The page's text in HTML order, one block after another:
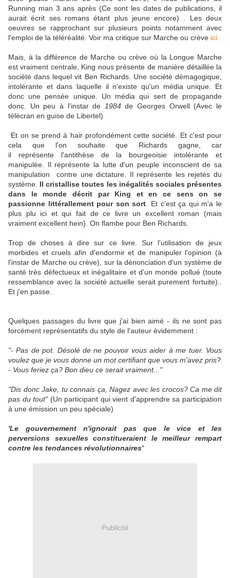
Running man 3 ans après (Ce sont les dates de publications, il
aurait écrit ses romans étant plus jeune encore) . Les deux
oeuvres se rapprochant sur plusieurs points notamment avec
l'emploi de la téléréalité. Voir ma critique sur Marche ou crève ici.
Mais, à la différence de Marche ou crève où la Longue Marche
est vraiment centrale, King nous présente de manière détaillée la
société dans lequel vit Ben Richards. Une société démagogique,
intolérante et dans laquelle il n'existe qu'un média unique. Et
donc une pensée unique. Un média qui sert de propagande
donc. Un peu à l'instar de
1984de Georges Orwell (Avec le
télécran en guise de Libertel)
Et on se prend à hair profondément cette société. Et c'est pour
cela que l'on souhaite que Richards gagne, car
il représente l'antithèse de la bourgeoisie intolérante et
manipulée. Il représente la lutte d'un peuple inconscient de sa
manipulation contre une dictature. Il représente les rejetés du
système. Il cristallise toutes les inégalités sociales présentes
dans le monde décrit par King et en ce sens on se
passionne littérallement pour son sort . Et c'est ça qui m'a le
plus plu ici et qui fait de ce livre un excellent roman (mais
vraiment excellent hein). On flambe pour Ben Richards.
Trop de choses à dire sur ce livre. Sur l'utilisation de jeux
morbides et cruels afin d'endormir et de manipuler l'opinion (à
l'instar de Marche ou crève), sur la dénonciation d'un système de
santé très défectueux et inégalitaire et d'un monde pollué (toute
ressemblance avec la société actuelle serait purement fortuite)..
Et j'en passe.
Quelques passages du livre que j'ai bien aimé - ils ne sont pas
forcément représentatifs du style de l'auteur évidemment :
"- Pas de pot. Désolé de ne pouvoir vous aider à me tuer. Vous
voulez que je vous donne un mot certifiant que vous m'avez pris?
- Vous feriez ça? Bon dieu ce serait vraiment..."
"Dis donc Jake, tu connais ça, Nagez avec les crocos? Ca me dit
pas du tout"(Un participant qui vient d'apprendre sa participation
à une émission un peu spéciale)
'Le gouvernement n'ignorait pas que le vice et les
perversions sexuelles constitueraient le meilleur rempart
contre les tendances révolutionnaires'
Publicité